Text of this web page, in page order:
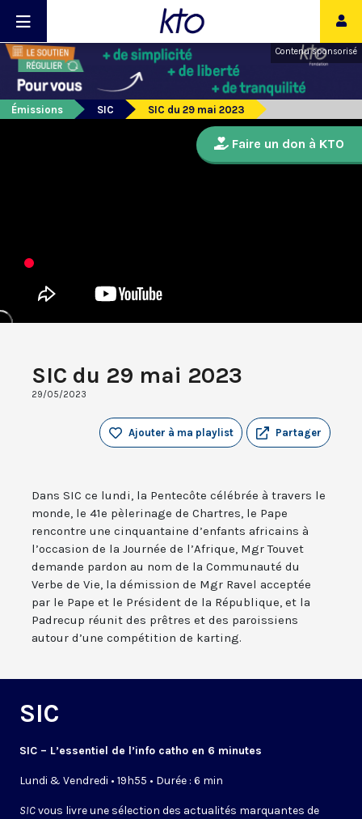
Contenu sponsorisé
Émissions SIC SIC du 29 mai 2023
SIC du 29 mai 2023
29/05/2023
Partager
Ajouter à ma playlist
Dans SIC ce lundi, la Pentecôte célébrée à travers le
monde, le 41e pèlerinage de Chartres, le Pape
rencontre une cinquantaine d’enfants africains à
l’occasion de la Journée de l’Afrique, Mgr Touvet
demande pardon au nom de la Communauté du
Verbe de Vie, la démission de Mgr Ravel acceptée
par le Pape et le Président de la République, et la
Padrecup réunit des prêtres et des paroissiens
autour d’une compétition de karting.
SIC
SIC – L’essentiel de l’info catho en 6 minutes
Lundi & Vendredi • 19h55 • Durée : 6 min
SICvous livre une sélection des actualités marquantes de
Faire un don à KTO